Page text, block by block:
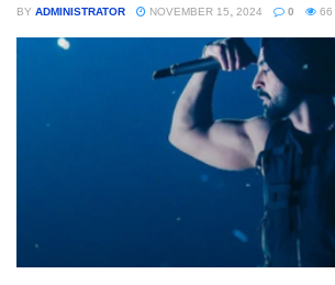
BY ADMINISTRATOR NOVEMBER 15, 2024 0 66